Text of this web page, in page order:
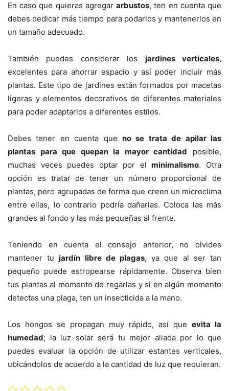
En caso que quieras agregararbustos, ten en cuenta que
debes dedicar más tiempo para podarlos y mantenerlos en
un tamaño adecuado.
También puedes considerar los jardines verticales,
excelentes para ahorrar espacio y así poder incluir más
plantas. Este tipo de jardines están formados por macetas
ligeras y elementos decorativos de diferentes materiales
para poder adaptarlos a diferentes estilos.
Debes tener en cuenta que no se trata de apilar las
plantas para que quepan la mayor cantidad posible,
muchas veces puedes optar por elminimalismo. Otra
opción es tratar de tener un número proporcional de
plantas, pero agrupadas de forma que creen un microclima
entre ellas, lo contrario podría dañarlas. Coloca las más
grandes al fondo y las más pequeñas al frente.
Teniendo en cuenta el consejo anterior, no olvides
mantener tujardín libre de plagas, ya que al ser tan
pequeño puede estropearse rápidamente. Observa bien
tus plantas al momento de regarlas y si en algún momento
detectas una plaga, ten un insecticida a la mano.
Los hongos se propagan muy rápido, así que evita la
humedad; la luz solar será tu mejor aliada por lo que
puedes evaluar la opción de utilizar estantes verticales,
ubicándolos de acuerdo a la cantidad de luz que requieran.